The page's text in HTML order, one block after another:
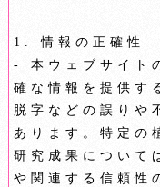
1. 情報の正確性
- 本ウェブサイト
確な情報を提供す
脱字などの誤りや
あります。特定の
研究成果について
や関連する信頼性